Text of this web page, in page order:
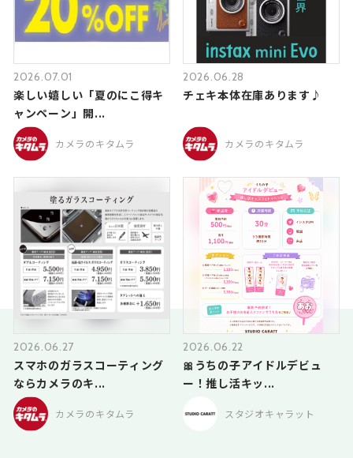
2026.07.01
楽しい嬉しい「夏のにこ得キ
ャンペーン」開...
カメラのキタムラ
2026.06.28
チェキ本体在庫あります♪
カメラのキタムラ
2026.06.27
スマホのガラスコーティング
ならカメラのキ...
カメラのキタムラ
2026.06.22
🎀うちの子アイドルデビュ
ー！推し活キッ...
スタジオキャラット